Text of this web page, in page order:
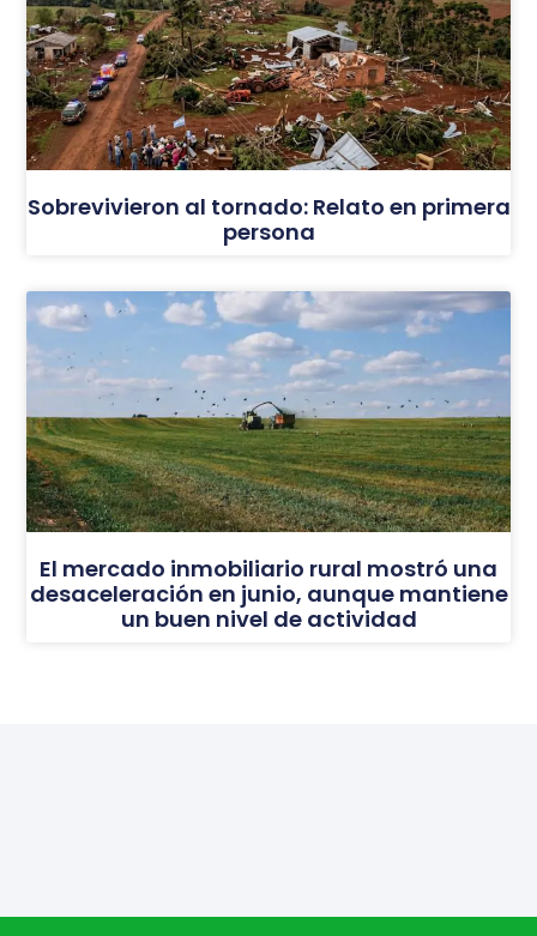
Sobrevivieron al tornado: Relato en primera
persona
El mercado inmobiliario rural mostró una
desaceleración en junio, aunque mantiene
un buen nivel de actividad